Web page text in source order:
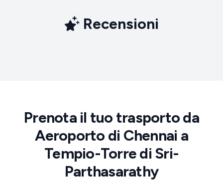
Recensioni
Prenota il tuo trasporto da
Aeroporto di Chennai a
Tempio-Torre di Sri-
Parthasarathy